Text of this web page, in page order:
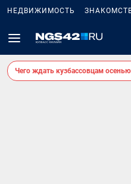
НЕДВИЖИМОСТЬ
Чего ждать кузбассовцам